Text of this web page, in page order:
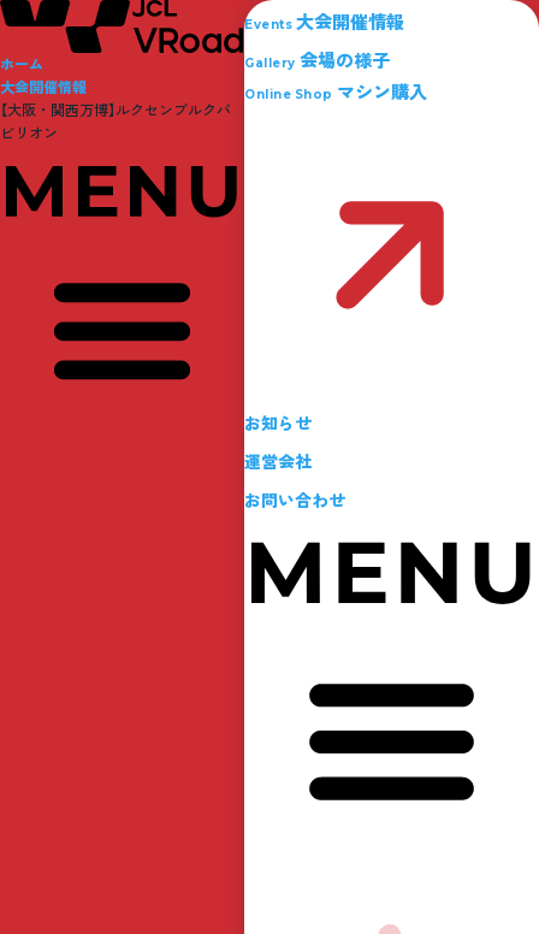
ホーム
大会開催情報
【大阪・関西万博】ルクセンブルクパ
ビリオン
Events 大会開催情報
Gallery 会場の様子
Online Shop マシン購入
お知らせ
運営会社
お問い合わせ